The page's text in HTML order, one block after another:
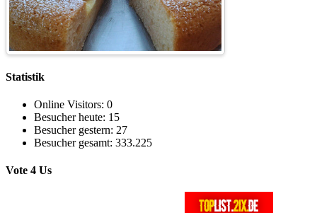
Statistik
Online Visitors: 0
Besucher heute: 15
Besucher gestern: 27
Besucher gesamt: 333.225
Vote 4 Us